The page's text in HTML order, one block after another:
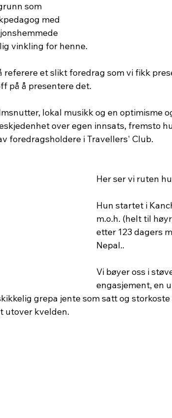
som
med
vinkling for henne.
referere et slikt foredrag som vi fikk
på å presentere det.
lokal musikk og en optimisme
over egen innsats, fremsto
foredragsholdere i Travellers' Club.
Her ser vi ruten
Hun startet i
m.o.h. (helt til
etter 123 dagers
Nepal..
Vi bøyer oss i
engasjement, en
grepa jente som satt og
utover kvelden.